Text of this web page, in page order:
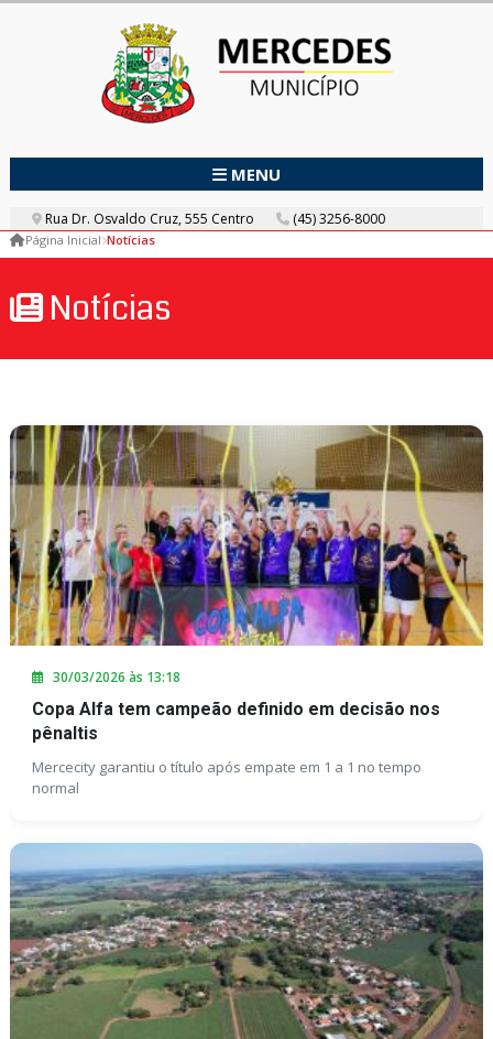
MENU
Rua Dr. Osvaldo Cruz, 555 Centro (45) 3256-8000
Página Inicial Notícias
Notícias
30/03/2026 às 13:18
Copa Alfa tem campeão definido em decisão nos
pênaltis
Mercecity garantiu o título após empate em 1 a 1 no tempo
normal